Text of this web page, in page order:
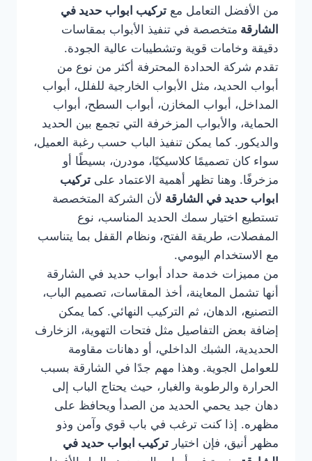
من الأفضل التعامل مع تركيب ابواب حديد في
الشارقة متخصصة في تنفيذ الأبواب بمقاسات
دقيقة وخامات قوية وتشطيبات عالية الجودة.
تقدم شركة الحدادة المحترفة أكثر من نوع من
أبواب الحديد، مثل الأبواب الخارجية للفلل، أبواب
المداخل، أبواب المخازن، أبواب السطح، أبواب
الحماية، والأبواب المزخرفة التي تجمع بين الحديد
والديكور. كما يمكن تنفيذ الباب حسب رغبة العميل،
سواء كان تصميمًا كلاسيكيًا، مودرن، بسيطًا أو
مزخرفًا. وهنا تظهر أهمية الاعتماد على تركيب
ابواب حديد في الشارقة لأن الشركة المتخصصة
تستطيع اختيار سمك الحديد المناسب، نوع
المفصلات، طريقة الفتح، ونظام القفل بما يتناسب
مع الاستخدام اليومي.
من مميزات خدمة حداد أبواب حديد في الشارقة
أنها تشمل المعاينة، أخذ المقاسات، تصميم الباب،
التصنيع، الدهان، ثم التركيب النهائي. كما يمكن
إضافة بعض التفاصيل مثل فتحات التهوية، الزخارف
الحديدية، الشبك الداخلي، أو دهانات مقاومة
للعوامل الجوية. وهذا مهم جدًا في الشارقة بسبب
الحرارة والرطوبة والغبار، حيث يحتاج الباب إلى
دهان جيد يحمي الحديد من الصدأ ويحافظ على
مظهره. إذا كنت ترغب في باب قوي وآمن وذو
مظهر أنيق، فإن اختيار تركيب ابواب حديد في